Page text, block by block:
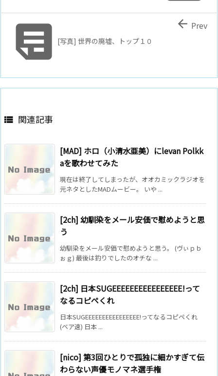
[写真] 世界の廃墟、トップ１０
 Prev
 関連記事
[MAD] ホロ（小清水亜美）にlevan Polkk
aを歌わせてみた
現在は終了してしまったが、オオカミックラジオを
元ネタとしたMADムービー。 いや ...
[2ch] 幼馴染をメール安価で慰めようと思
う
幼馴染をメール安価で慰めようと思う。 (ヴぃｐｂ
ぉｇ) 最後は釣りでしたのオチな ...
[2ch] 日本SUGEEEEEEEEEEEEEEEE!って
なるコピペくれ
日本SUGEEEEEEEEEEEEEEEE!ってなるコピペくれ
(ベア速) 日本 ...
[nico] 第3回ひとりで孤独に細かすぎて伝
わらない声優モノマネ選手権